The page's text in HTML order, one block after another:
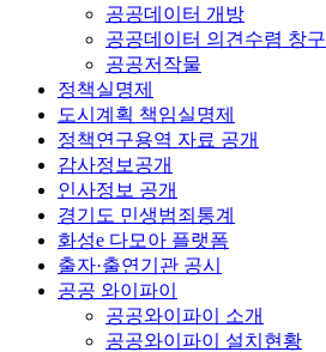
공공데이터 개방
공공데이터 의견수렴 창구
공공저작물
정책실명제
도시계획 책임실명제
정책연구용역 자료 공개
감사정보공개
인사정보 공개
경기도 민생범죄통계
화성e 다모아 플랫폼
출자·출연기관 공시
공공 와이파이
공공와이파이 소개
공공와이파이 설치현황